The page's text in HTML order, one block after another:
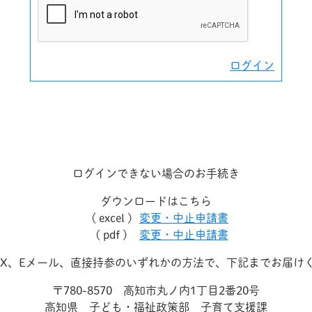
ログイン
ログインできない場合のお手続き
ダウンロードはこちら
( excel )
変更・中止申請書
( pdf )
変更・中止申請書
、Eメール、直接持参のいずれかの方法で、下記までお届け
〒780-8570 高知市丸ノ内1丁目2番20号
高知県 子ども・福祉政策部 子育て支援課